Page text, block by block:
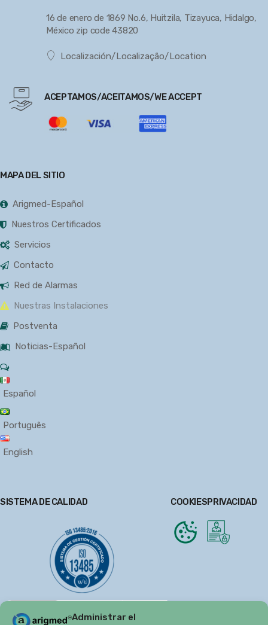
Administrar el
16 de enero de 1869 No.6, Huitzila, Tizayuca, Hidalgo,
México zip code 43820
Localización/Localização/Location
ACEPTAMOS/ACEITAMOS/WE ACCEPT
MAPA DEL SITIO
Arigmed-Español
Nuestros Certificados
Servicios
Contacto
Red de Alarmas
Nuestras Instalaciones
Postventa
Noticias-Español
Español
Português
English
SISTEMA DE CALIDAD COOKIESPRIVACIDAD